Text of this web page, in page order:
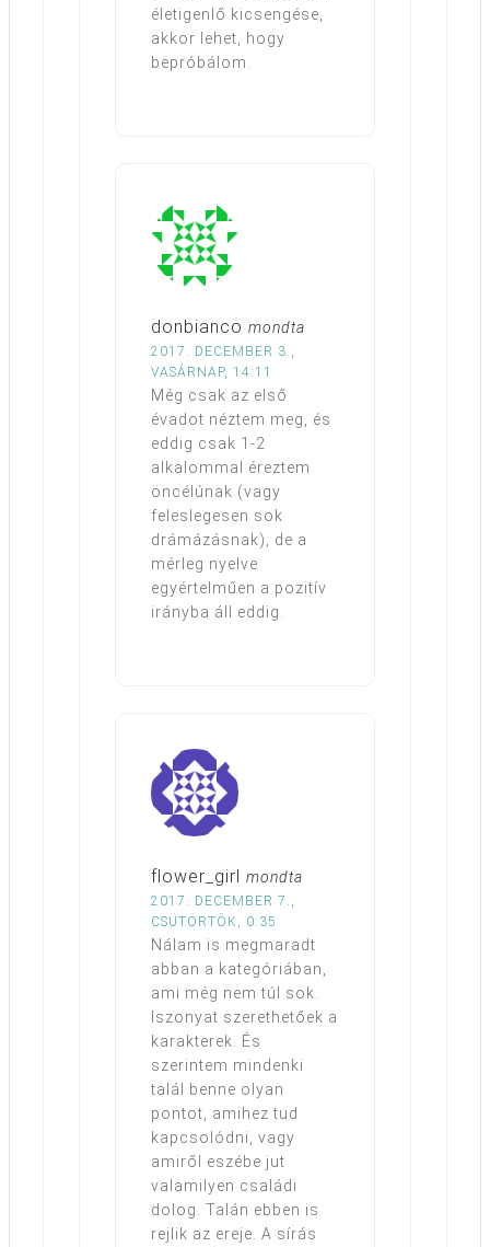
életigenlő kicsengése,
akkor lehet, hogy
bepróbálom.
donbianco mondta
2017. DECEMBER 3.,
VASÁRNAP, 14:11
Még csak az első
évadot néztem meg, és
eddig csak 1-2
alkalommal éreztem
öncélúnak (vagy
feleslegesen sok
drámázásnak), de a
mérleg nyelve
egyértelműen a pozitív
irányba áll eddig.
flower_girl mondta
2017. DECEMBER 7.,
CSÜTÖRTÖK, 0:35
Nálam is megmaradt
abban a kategóriában,
ami még nem túl sok.
Iszonyat szerethetőek a
karakterek. És
szerintem mindenki
talál benne olyan
pontot, amihez tud
kapcsolódni, vagy
amiről eszébe jut
valamilyen családi
dolog. Talán ebben is
rejlik az ereje. A sírás